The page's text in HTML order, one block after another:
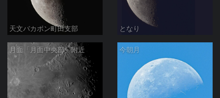
天文バカボン町田支部 となり
月面「月面中央部」附近 今朝月